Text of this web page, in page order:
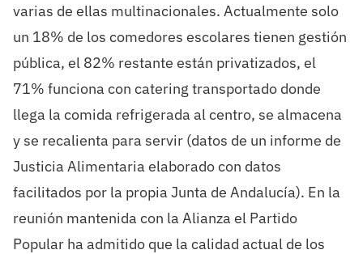
varias de ellas multinacionales. Actualmente solo
un 18% de los comedores escolares tienen gestión
pública, el 82% restante están privatizados, el
71% funciona con catering transportado donde
llega la comida refrigerada al centro, se almacena
y se recalienta para servir (datos de un informe de
Justicia Alimentaria elaborado con datos
facilitados por la propia Junta de Andalucía). En la
reunión mantenida con la Alianza el Partido
Popular ha admitido que la calidad actual de los